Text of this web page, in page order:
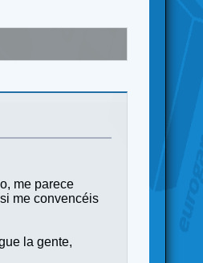
me parece
me convencéis
la gente,